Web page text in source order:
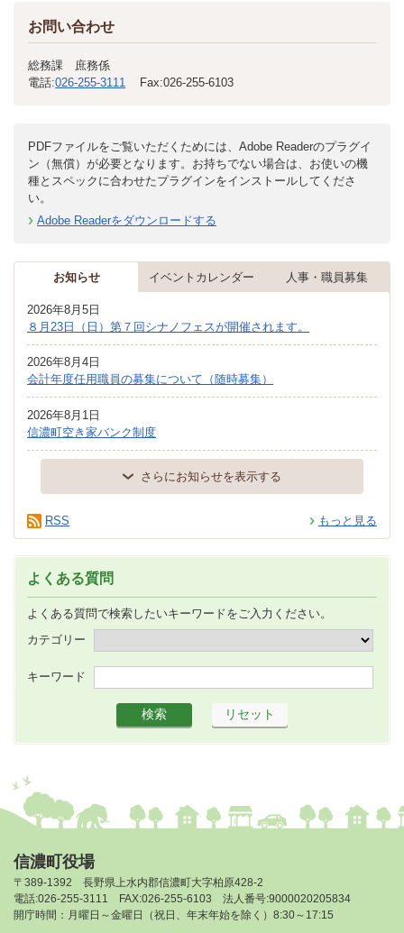
お問い合わせ
総務課 庶務係
電話:026-255-3111 Fax:026-255-6103
PDFファイルをご覧いただくためには、Adobe Readerのプラグイ
ン（無償）が必要となります。お持ちでない場合は、お使いの機
種とスペックに合わせたプラグインをインストールしてくださ
い。
Adobe Readerをダウンロードする
お知らせ イベントカレンダー 人事・職員募集
2026年8月5日
８月23日（日）第７回シナノフェスが開催されます。
2026年8月4日
会計年度任用職員の募集について（随時募集）
2026年8月1日
信濃町空き家バンク制度
さらにお知らせを表示する
もっと見る
RSS
よくある質問
よくある質問で検索したいキーワードをご入力ください。
カテゴリー
キーワード
信濃町役場
〒389-1392 長野県上水内郡信濃町大字柏原428-2
電話:026-255-3111 FAX:026-255-6103 法人番号:9000020205834
開庁時間：月曜日～金曜日（祝日、年末年始を除く）8:30～17:15